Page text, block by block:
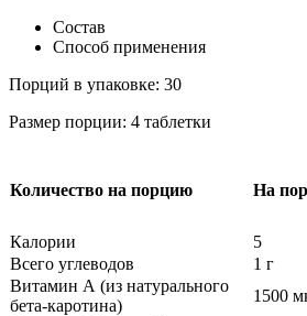
Состав
Способ применения
Порций в упаковке: 30
Размер порции: 4 таблетки
Количество на порцию На
Калории
5
Всего углеводов
1 г
Витамин А (из натурального
бета-каротина)
1500